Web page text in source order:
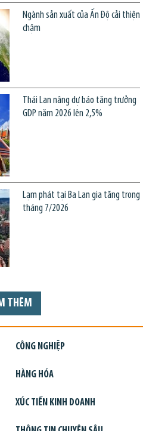
Ngành sản xuất của Ấn Độ cải thiện
chậm
Thái Lan nâng dự báo tăng trưởng
GDP năm 2026 lên 2,5%
Lạm phát tại Ba Lan gia tăng trong
tháng 7/2026
THÊM
CÔNG NGHIỆP
HÀNG HÓA
XÚC TIẾN KINH DOANH